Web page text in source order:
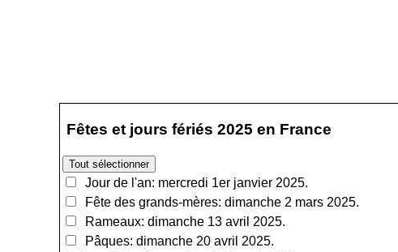
Fêtes et jours fériés 2025 en France
Jour de l'an: mercredi 1er janvier 2025.
Fête des grands-mères: dimanche 2 mars 2025.
Rameaux: dimanche 13 avril 2025.
Pâques: dimanche 20 avril 2025.